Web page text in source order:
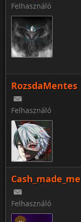
Felhasználó
RozsdaMentes
Felhasználó
Cash_made_me
Felhasználó